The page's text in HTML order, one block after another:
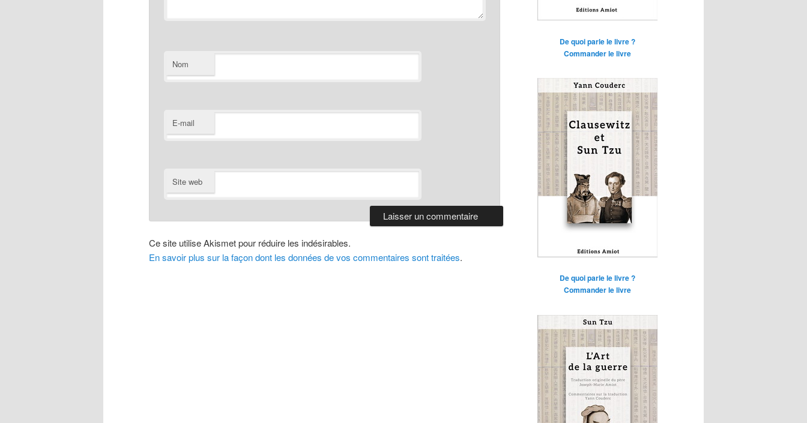
Nom
E-mail
Site web
Ce site utilise Akismet pour réduire les indésirables.
En savoir plus sur la façon dont les données de vos commentaires sont traitées.
De quoi parle le livre ?
Commander le livre
De quoi parle le livre ?
Commander le livre